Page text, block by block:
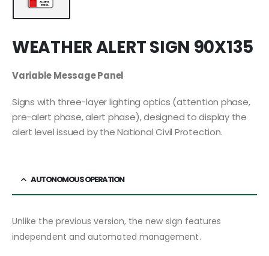
WEATHER ALERT SIGN 90X135
Variable Message Panel
Signs with three-layer lighting optics (attention phase,
pre-alert phase, alert phase), designed to display the
alert level issued by the National Civil Protection.
AUTONOMOUS OPERATION
Unlike the previous version, the new sign features
independent and automated management.